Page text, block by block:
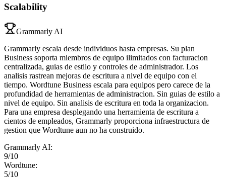
Scalability
Grammarly AI
Grammarly escala desde individuos hasta empresas. Su plan
Business soporta miembros de equipo ilimitados con facturacion
centralizada, guias de estilo y controles de administrador. Los
analisis rastrean mejoras de escritura a nivel de equipo con el
tiempo. Wordtune Business escala para equipos pero carece de la
profundidad de herramientas de administracion. Sin guias de estilo a
nivel de equipo. Sin analisis de escritura en toda la organizacion.
Para una empresa desplegando una herramienta de escritura a
cientos de empleados, Grammarly proporciona infraestructura de
gestion que Wordtune aun no ha construido.
Grammarly AI:
9/10
Wordtune:
5/10